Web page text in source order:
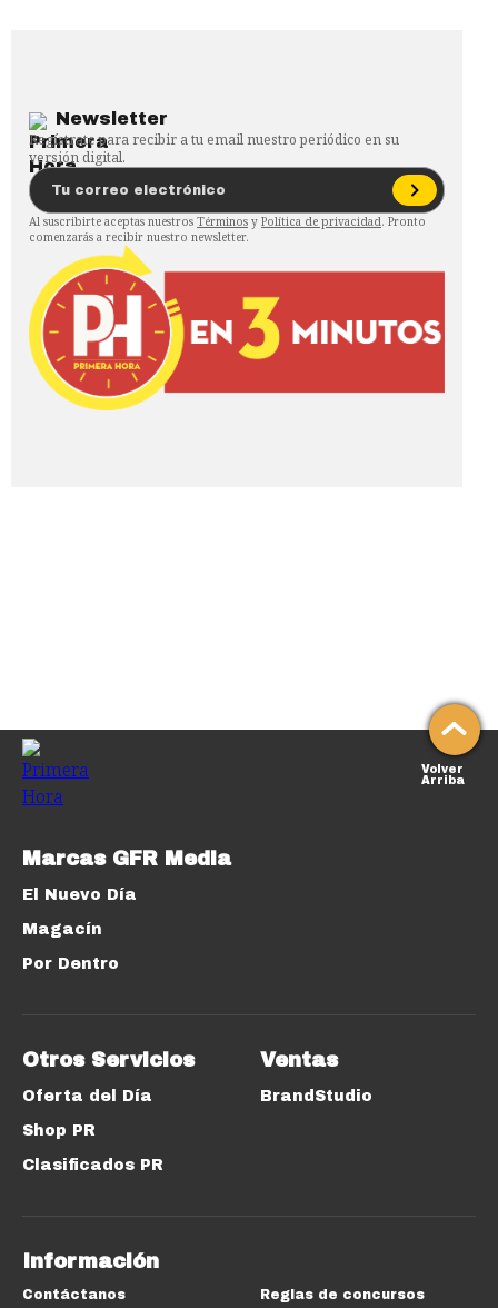
Newsletter
Regístrate para recibir a tu email nuestro periódico en su
versión digital.
Al suscribirte aceptas nuestros Términos y Política de privacidad. Pronto
comenzarás a recibir nuestro newsletter.
Volver
Arriba
Marcas GFR Media
El Nuevo Día
Magacín
Por Dentro
Otros Servicios
Oferta del Día
Shop PR
Clasificados PR
Ventas
BrandStudio
Información
Contáctanos Reglas de concursos